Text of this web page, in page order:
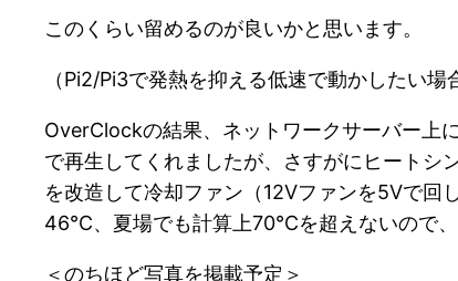
このくらい留めるのが良いかと思います。
（Pi2/Pi3で発熱を抑える低速で動かしたい場
OverClockの結果、ネットワークサーバー上
で再生してくれましたが、さすがにヒート
を改造して冷却ファン（12Vファンを5Vで回
46℃、夏場でも計算上70℃を超えないので、
＜のちほど写真を掲載予定＞